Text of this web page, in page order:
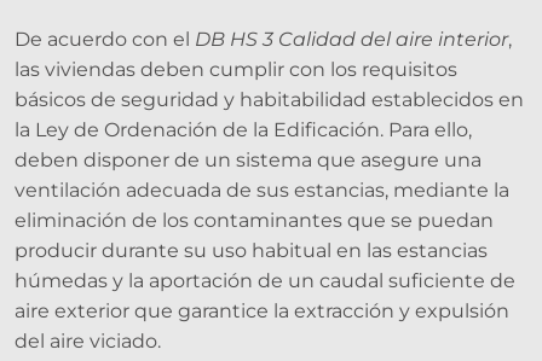
De acuerdo con el DB HS 3 Calidad del aire interior,
las viviendas deben cumplir con los requisitos
básicos de seguridad y habitabilidad establecidos en
la Ley de Ordenación de la Edificación. Para ello,
deben disponer de un sistema que asegure una
ventilación adecuada de sus estancias, mediante la
eliminación de los contaminantes que se puedan
producir durante su uso habitual en las estancias
húmedas y la aportación de un caudal suficiente de
aire exterior que garantice la extracción y expulsión
del aire viciado.